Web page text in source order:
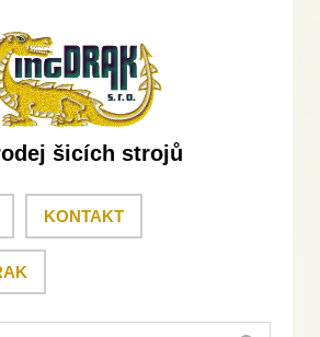
šicích strojů
KONTAKT